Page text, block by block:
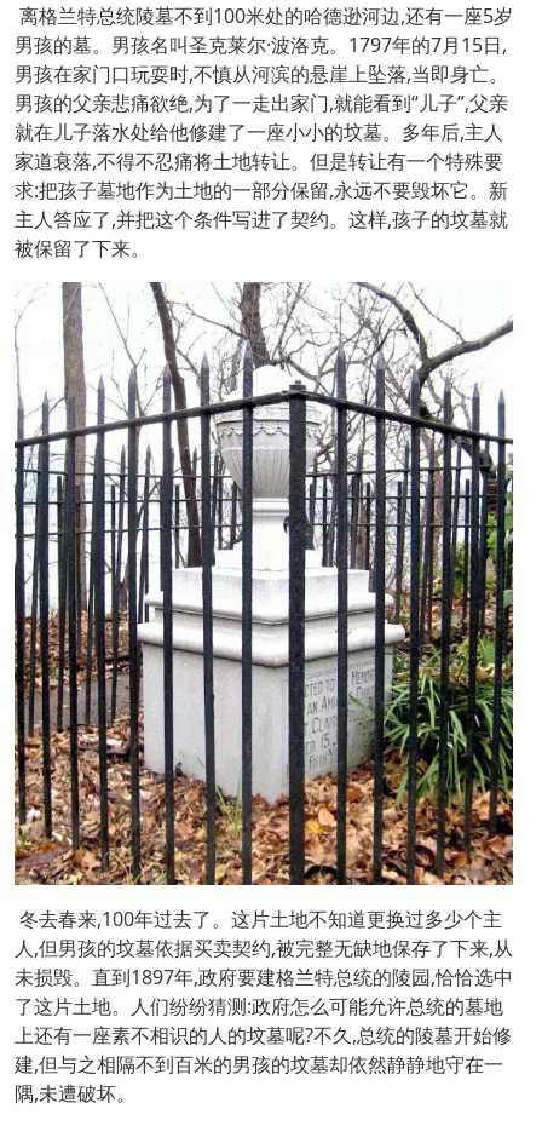
离格兰特总统陵墓不到100米处的哈德逊河边,还有一座5岁
男孩的墓。男孩名叫圣克莱尔·波洛克。1797年的7月15日,
男孩在家门口玩耍时,不慎从河滨的悬崖上坠落,当即身亡。
男孩的父亲悲痛欲绝,为了一走出家门,就能看到“儿子”,父亲
就在儿子落水处给他修建了一座小小的坟墓。多年后,主人
家道衰落,不得不忍痛将土地转让。但是转让有一个特殊要
求:把孩子墓地作为土地的一部分保留,永远不要毁坏它。新
主人答应了,并把这个条件写进了契约。这样,孩子的坟墓就
被保留了下来。
冬去春来,100年过去了。这片土地不知道更换过多少个主
人,但男孩的坟墓依据买卖契约,被完整无缺地保存了下来,从
未损毁。直到1897年,政府要建格兰特总统的陵园,恰恰选中
了这片土地。人们纷纷猜测:政府怎么可能允许总统的墓地
上还有一座素不相识的人的坟墓呢?不久,总统的陵墓开始修
建,但与之相隔不到百米的男孩的坟墓却依然静静地守在一
隅,未遭破坏。